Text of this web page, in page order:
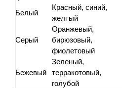
Белый
Красный, синий,
желтый
Серый
Оранжевый,
бирюзовый,
фиолетовый
Бежевый
Зеленый,
терракотовый,
голубой